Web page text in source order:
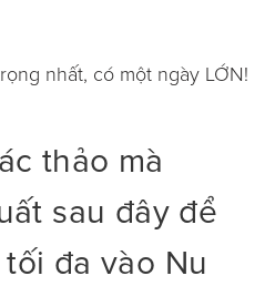
nhất, có một ngày LỚN!
thảo mà
sau đây để
đa vào Nu